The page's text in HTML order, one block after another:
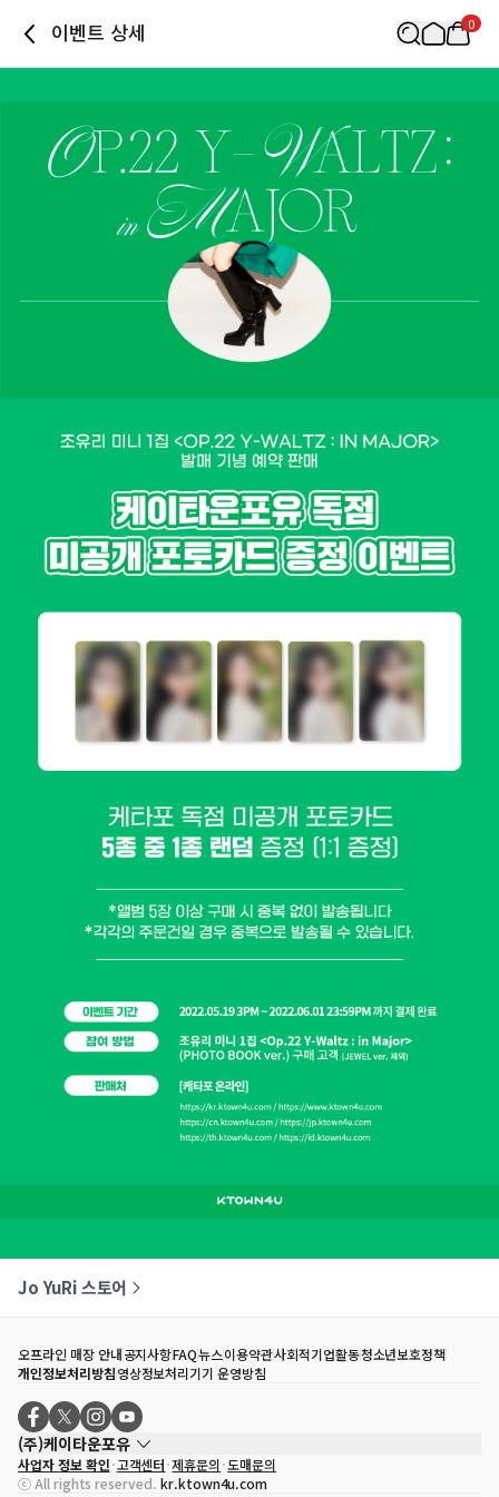
이벤트 상세 0
Jo YuRi 스토어
오프라인 매장 안내공지사항FAQ뉴스이용약관사회적기업활동청소년보호정책
개인정보처리방침영상정보처리기기 운영방침
(주)케이타운포유
대표자
송효민
사업자 정보 확인 고객센터 제휴문의 도매문의
ⓒ All rights reserved. kr.ktown4u.com